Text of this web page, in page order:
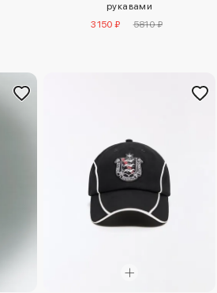
рукавами
3150 ₽
5810 ₽